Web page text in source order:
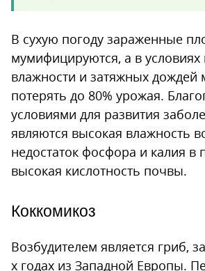
В сухую погоду зараженные
мумифицируются, а в условиях
влажности и затяжных дождей
потерять до 80% урожая.
условиями для развития
являются высокая влажность
недостаток фосфора и калия в
высокая кислотность почвы.
Коккомикоз
Возбудителем является гриб,
х годах из Западной Европы.